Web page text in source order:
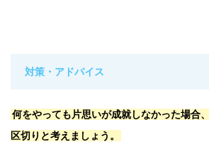
対策・アドバイス
何をやっても片思いが成就しなかった場合
区切りと考えましょう。